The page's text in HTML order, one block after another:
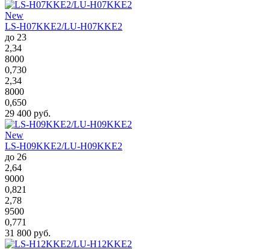
New
LS-H07KKE2/LU-H07KKE2
до 23
2,34
8000
0,730
2,34
8000
0,650
29 400 руб.
New
LS-H09KKE2/LU-H09KKE2
до 26
2,64
9000
0,821
2,78
9500
0,771
31 800 руб.